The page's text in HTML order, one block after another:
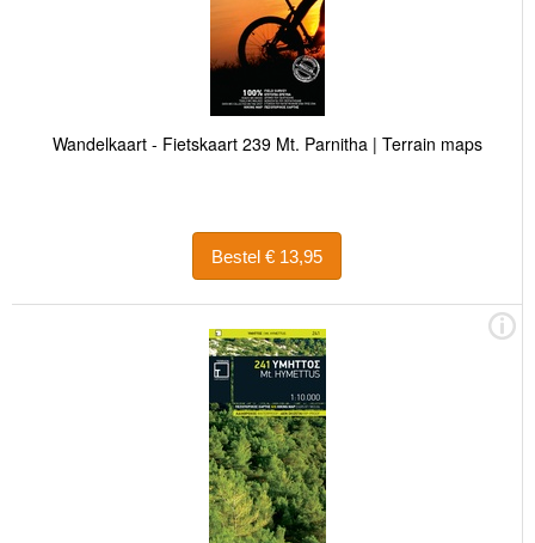
Wandelkaart - Fietskaart 239 Mt. Parnitha | Terrain maps
Bestel € 13,95